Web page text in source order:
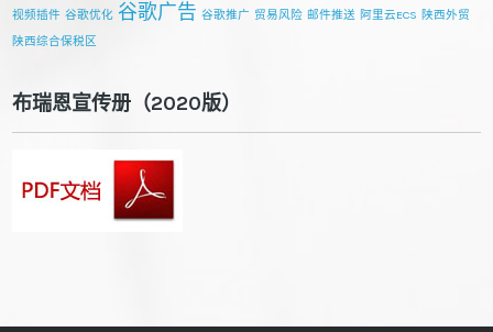
视频插件 谷歌优化 谷歌广告 谷歌推广 贸易风险 邮件推送 阿里云ECS 陕西外贸
陕西综合保税区
布瑞恩宣传册（2020版）